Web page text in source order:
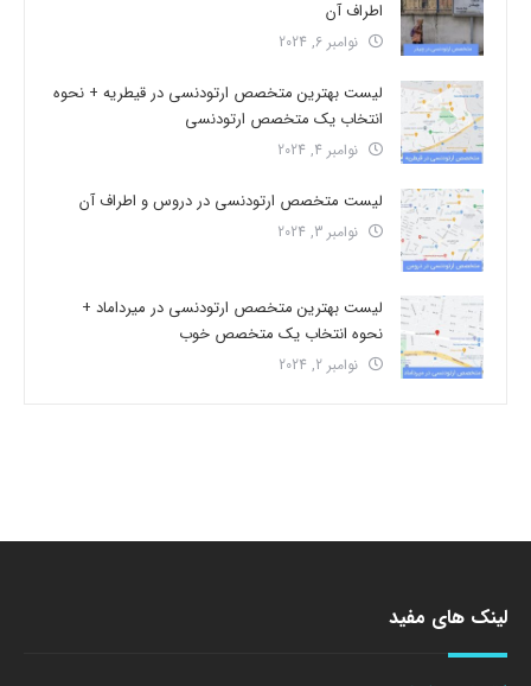
اطراف آن
نوامبر 6, 2024
لیست بهترین متخصص ارتودنسی در قیطریه + نحوه
انتخاب یک متخصص ارتودنسی
نوامبر 4, 2024
لیست متخصص ارتودنسی در دروس و اطراف آن
نوامبر 3, 2024
لیست بهترین متخصص ارتودنسی در میرداماد +
نحوه انتخاب یک متخصص خوب
نوامبر 2, 2024
لینک های مفید